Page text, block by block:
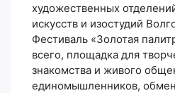
художественных
искусств и изостудий
Фестиваль «Золотая
всего, площадка для
знакомства и живого
единомышленников,